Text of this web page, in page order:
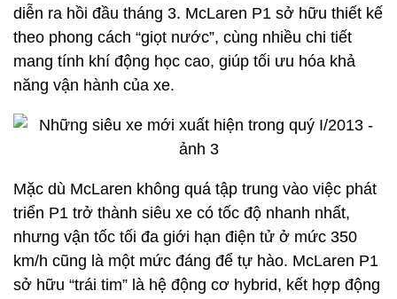
diễn ra hồi đầu tháng 3. McLaren P1 sở hữu thiết kế
theo phong cách “giọt nước”, cùng nhiều chi tiết
mang tính khí động học cao, giúp tối ưu hóa khả
năng vận hành của xe.
Mặc dù McLaren không quá tập trung vào việc phát
triển P1 trở thành siêu xe có tốc độ nhanh nhất,
nhưng vận tốc tối đa giới hạn điện tử ở mức 350
km/h cũng là một mức đáng để tự hào. McLaren P1
sở hữu “trái tim” là hệ động cơ hybrid, kết hợp động